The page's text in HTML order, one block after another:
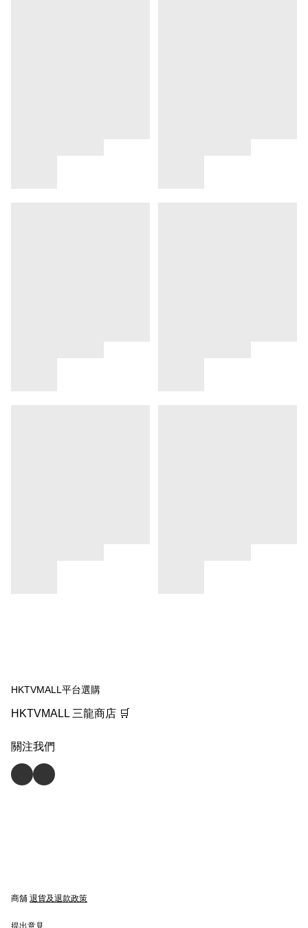
HKTVMALL平台選購
HKTVMALL 三龍商店 🛒
關注我們
商舖 退貨及退款政策